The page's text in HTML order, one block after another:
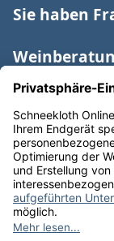
Sie haben
* Alle